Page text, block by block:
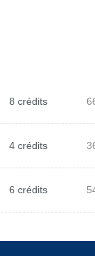
8 crédits
4 crédits
6 crédits